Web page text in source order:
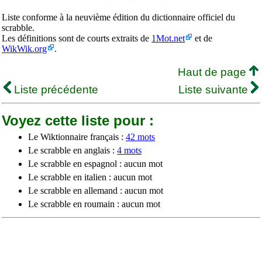
Liste conforme à la neuvième édition du dictionnaire officiel du
scrabble.
Les définitions sont de courts extraits de 1Mot.net
et de
WikWik.org
.
Haut de page
Liste précédente
Liste suivante
Voyez cette liste pour :
Le Wiktionnaire français : 42 mots
Le scrabble en anglais : 4 mots
Le scrabble en espagnol : aucun mot
Le scrabble en italien : aucun mot
Le scrabble en allemand : aucun mot
Le scrabble en roumain : aucun mot